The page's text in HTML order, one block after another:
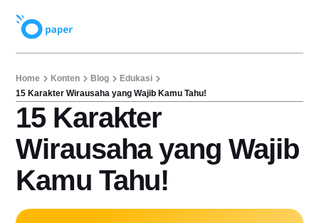
Home Konten Blog
Edukasi
15 Karakter Wirausaha yang Wajib Kamu Tahu!
15 Karakter
Wirausaha yang Wajib
Kamu Tahu!